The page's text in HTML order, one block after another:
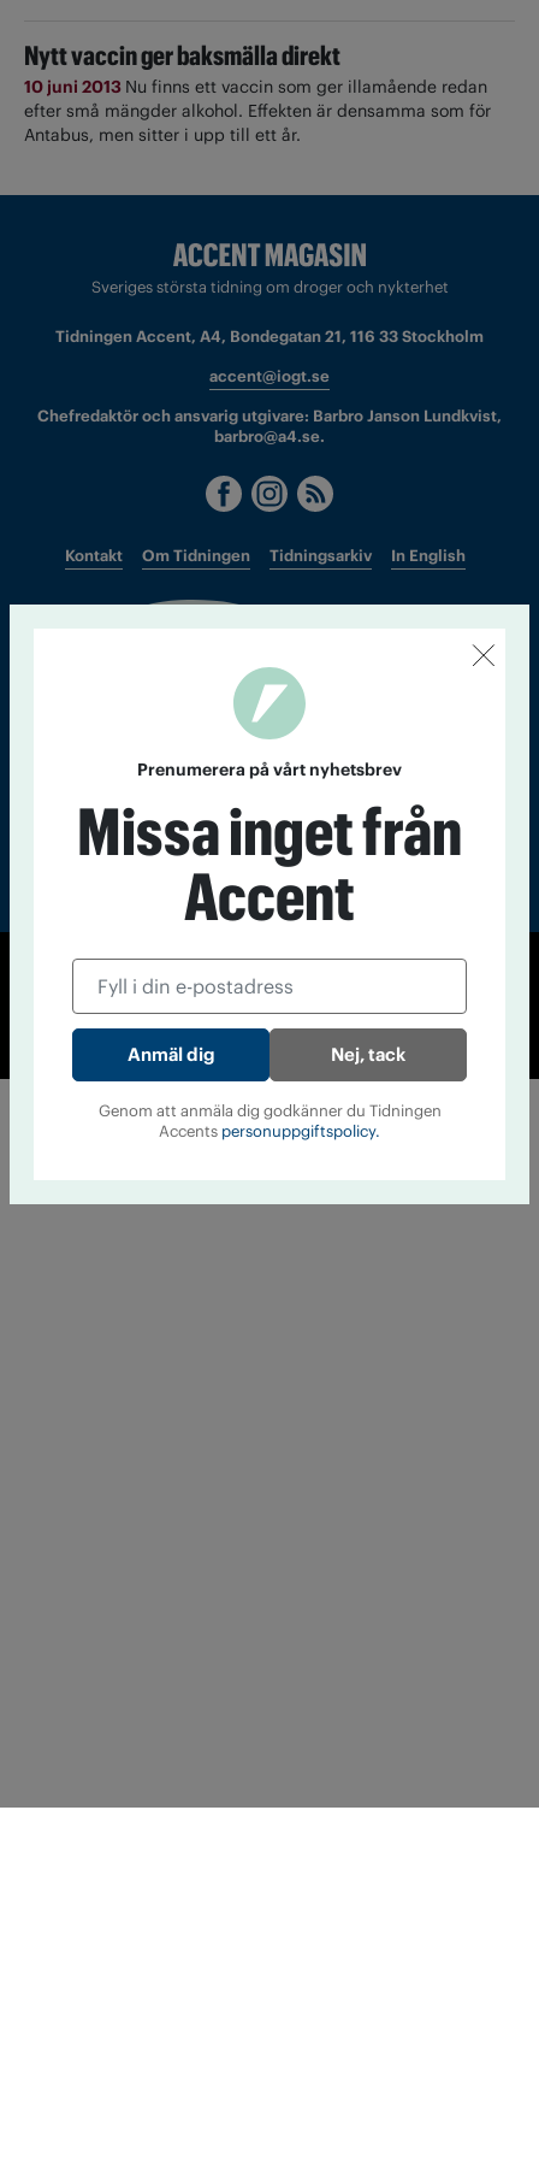
Nytt vaccin ger baksmälla direkt
10 juni 2013 Nu finns ett vaccin som ger illamående redan
efter små mängder alkohol. Effekten är densamma som för
Antabus, men sitter i upp till ett år.
Sveriges största tidning om droger och nykterhet
Tidningen Accent, A4, Bondegatan 21, 116 33 Stockholm
accent@iogt.se
Chefredaktör och ansvarig utgivare: Barbro Janson Lundkvist,
barbro@a4.se.
Kontakt Om Tidningen Tidningsarkiv In English
© Tidningen Accent 2026
Cookiepolicy
Personuppgiftspolicy
Prenumerera på vårt nyhetsbrev
Missa inget från
Accent
Nej, tack
Genom att anmäla dig godkänner du Tidningen
Accents personuppgiftspolicy.